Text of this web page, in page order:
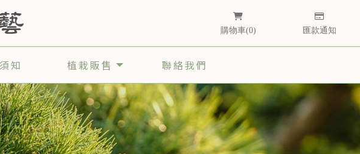
購物車 0 匯款通知
知 植栽販售 聯絡我們